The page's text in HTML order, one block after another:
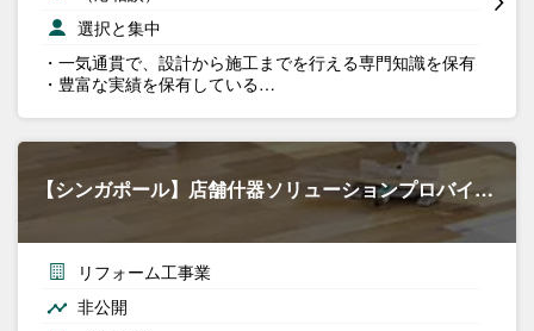
選択と集中
・一気通貫で、設計から施工までを行える専門知識を保有
・豊富な実績を保有している…
【シンガポール】店舗什器ソリューションプロバイ…
リフォーム工事業
非公開